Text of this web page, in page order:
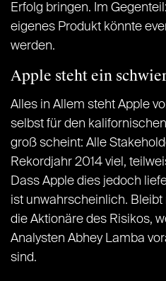
Erfolg bringen. Im
eigenes Produkt könnte
werden.
Apple steht ein
Alles in Allem steht Apple
selbst für den
groß scheint: Alle
Rekordjahr 2014 viel,
Dass Apple dies jedoch
ist unwahrscheinlich.
die Aktionäre des Risikos,
Analysten Abhey Lamba
sind.